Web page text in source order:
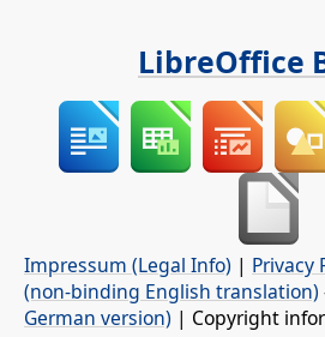
LibreOffice
Impressum (Legal Info) | Privacy
(non-binding English translation)
German version) | Copyright